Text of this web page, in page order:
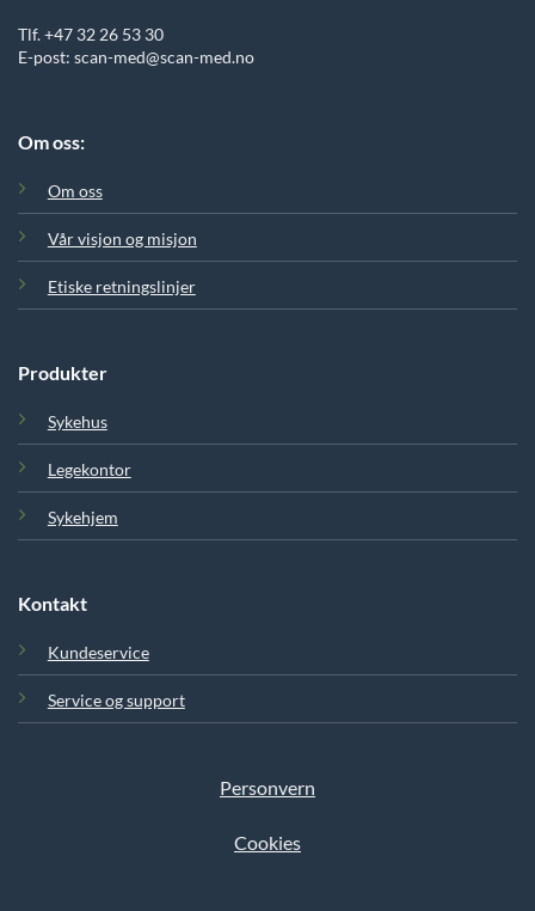
Tlf. +47 32 26 53 30
E-post: scan-med@scan-med.no
Om oss:
Om oss
Vår visjon og misjon
Etiske retningslinjer
Produkter
Sykehus
Legekontor
Sykehjem
Kontakt
Kundeservice
Service og support
Personvern
Cookies